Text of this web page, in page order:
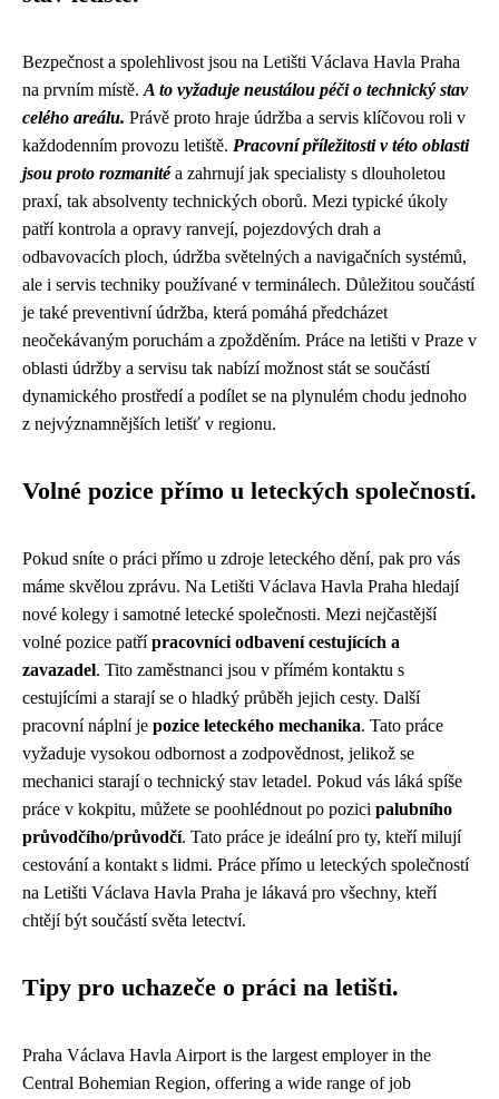
Bezpečnost a spolehlivost jsou na Letišti Václava Havla Praha
na prvním místě. A to vyžaduje neustálou péči o technický stav
celého areálu. Právě proto hraje údržba a servis klíčovou roli v
každodenním provozu letiště. Pracovní příležitosti v této oblasti
jsou proto rozmanitéa zahrnují jak specialisty s dlouholetou
praxí, tak absolventy technických oborů. Mezi typické úkoly
patří kontrola a opravy ranvejí, pojezdových drah a
odbavovacích ploch, údržba světelných a navigačních systémů,
ale i servis techniky používané v terminálech. Důležitou součástí
je také preventivní údržba, která pomáhá předcházet
neočekávaným poruchám a zpožděním. Práce na letišti v Praze v
oblasti údržby a servisu tak nabízí možnost stát se součástí
dynamického prostředí a podílet se na plynulém chodu jednoho
z nejvýznamnějších letišť v regionu.
Volné pozice přímo u leteckých společností.
Pokud sníte o práci přímo u zdroje leteckého dění, pak pro vás
máme skvělou zprávu. Na Letišti Václava Havla Praha hledají
nové kolegy i samotné letecké společnosti. Mezi nejčastější
volné pozice patřípracovníci odbavení cestujících a
zavazadel. Tito zaměstnanci jsou v přímém kontaktu s
cestujícími a starají se o hladký průběh jejich cesty. Další
pracovní náplní je pozice leteckého mechanika. Tato práce
vyžaduje vysokou odbornost a zodpovědnost, jelikož se
mechanici starají o technický stav letadel. Pokud vás láká spíše
práce v kokpitu, můžete se poohlédnout po pozici palubního
průvodčího/průvodčí. Tato práce je ideální pro ty, kteří milují
cestování a kontakt s lidmi. Práce přímo u leteckých společností
na Letišti Václava Havla Praha je lákavá pro všechny, kteří
chtějí být součástí světa letectví.
Tipy pro uchazeče o práci na letišti.
Praha Václava Havla Airport is the largest employer in the
Central Bohemian Region, offering a wide range of job